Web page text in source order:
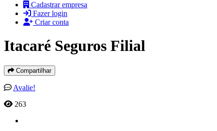
Cadastrar empresa
Fazer login
Criar conta
Itacaré Seguros Filial
Compartilhar
Avalie!
263